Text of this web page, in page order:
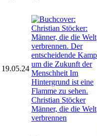
19.05.24
Christian Stöcker
Männer, die die Welt
verbrennen